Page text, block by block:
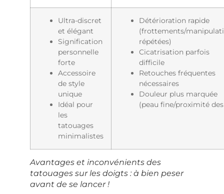
Ultra-discret
et élégant
Signification
personnelle
forte
Accessoire
de style
unique
Idéal pour
les
tatouages
minimalistes
Détérioration rapide
(frottements/
répétées)
Cicatrisation parfois
difficile
Retouches fréquentes
nécessaires
Douleur plus marquée
(peau fine/proximité
Avantages et inconvénients des
tatouages sur les doigts : à bien peser
avant de se lancer !